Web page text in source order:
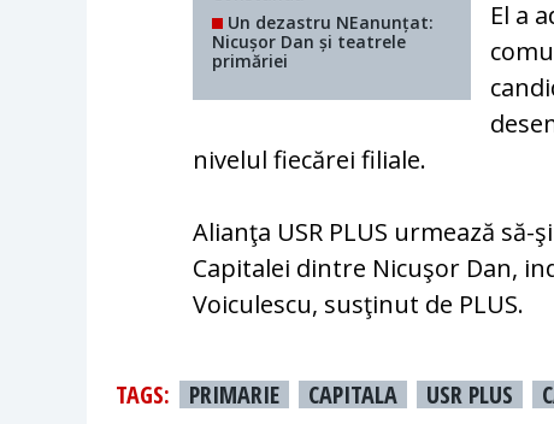
Un dezastru NEanunțat:
Nicușor Dan și teatrele
primăriei
El a
nivelul fiecărei filiale.
Alianţa USR PLUS urmează
Capitalei dintre Nicuşor Dan,
Voiculescu, susţinut de PLUS.
TAGS: PRIMARIE CAPITALA USR PLUS